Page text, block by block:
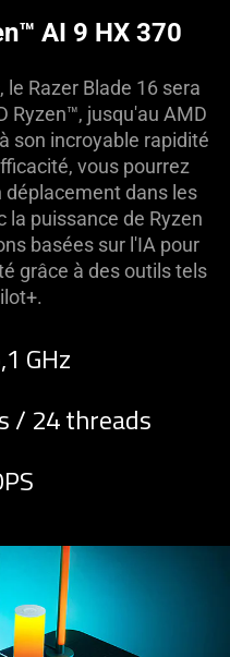
AI 9 HX 370​
Razer Blade 16 sera
Ryzen™, jusqu'au AMD
son incroyable rapidité
vous pourrez
déplacement dans les
puissance de Ryzen
basées sur l'IA pour
grâce à des outils tels
GHz
/ 24 threads